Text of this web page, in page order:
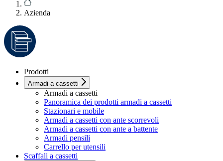
Azienda
Prodotti
Armadi a cassetti
Armadi a cassetti
Panoramica dei prodotti armadi a cassetti
Stazionari e mobile
Armadi a cassetti con ante scorrevoli
Armadi a cassetti con ante a battente
Armadi pensili
Carrello per utensili
Scaffali a cassetti